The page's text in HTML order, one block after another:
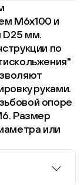
М6х100 и
D25 мм.
по
руками.
опоре
Размер
или